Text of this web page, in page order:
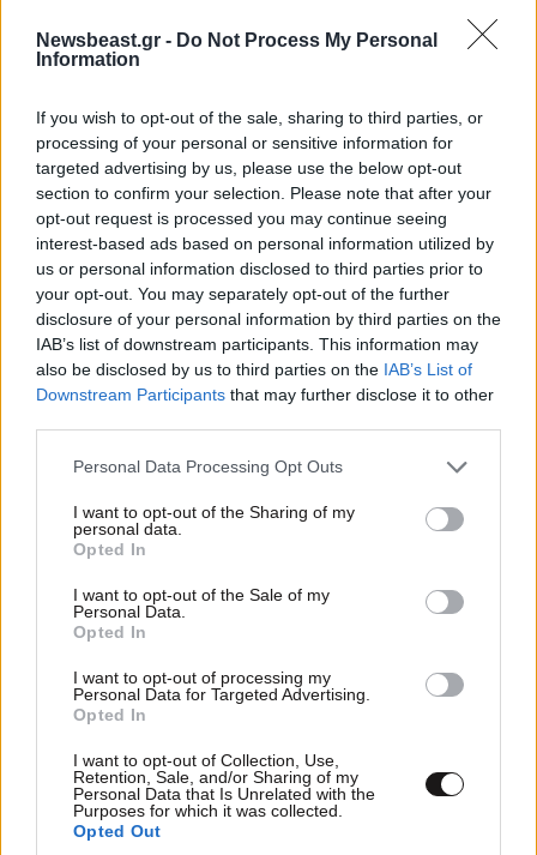
Newsbeast.gr - Do Not Process My Personal
Information
If you wish to opt-out of the sale, sharing to third parties, or
processing of your personal or sensitive information for
targeted advertising by us, please use the below opt-out
section to confirm your selection. Please note that after your
opt-out request is processed you may continue seeing
interest-based ads based on personal information utilized by
us or personal information disclosed to third parties prior to
your opt-out. You may separately opt-out of the further
disclosure of your personal information by third parties on the
IAB’s list of downstream participants. This information may
also be disclosed by us to third parties on the IAB’s List of
Downstream Participants that may further disclose it to other
Please note that this website/app uses one or more Google
not limited to your visit or usage behaviour. You may click to
grant or deny consent to Google and its third-party tags to
use your data for below specified purposes in below Google
consent section.
Personal Data Processing Opt Outs
I want to opt-out of the Sharing of my
personal data.
Opted In
I want to opt-out of the Sale of my
Personal Data.
Opted In
I want to opt-out of processing my
Personal Data for Targeted Advertising.
Opted In
I want to opt-out of Collection, Use,
Retention, Sale, and/or Sharing of my
Personal Data that Is Unrelated with the
Purposes for which it was collected.
Opted Out
Xαρακτήρες: 0/1000
ΠΡΟΣΘΗΚΗ
Ποταπος 15·05·2026 15:41
βρουνε σχεδον 10000 ευρώ να πληρώσουν Είσαστε με
τα καλά σας Ελεος
Απαντήστε